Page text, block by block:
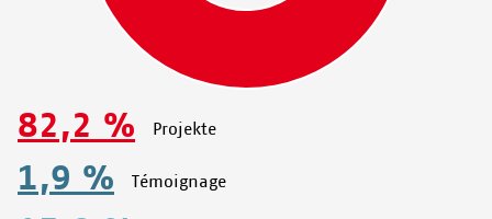
82,2 % Projekte
1,9 % Témoignage